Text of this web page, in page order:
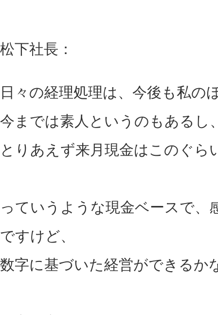
松下社長：
日々の経理処理は、今後も私の
今までは素人というのもあるし
とりあえず来月現金はこのぐら
っていうような現金ベースで、
ですけど、
数字に基づいた経営ができるか